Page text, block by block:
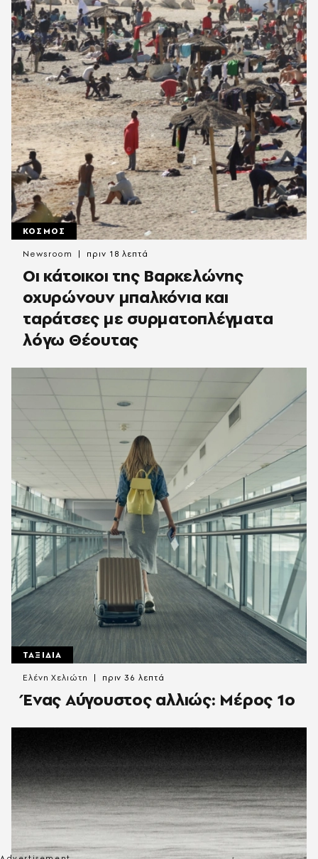
ΚΟΣΜΟΣ
Οι κάτοικοι της Βαρκελώνης
οχυρώνουν μπαλκόνια και
ταράτσες με συρματοπλέγματα
λόγω Θέουτας
Newsroom πριν 18 λεπτά
ΤΑΞΙΔΙΑ
Ένας Αύγουστος αλλιώς: Μέρος 1ο
Ελένη Χελιώτη πριν 36 λεπτά